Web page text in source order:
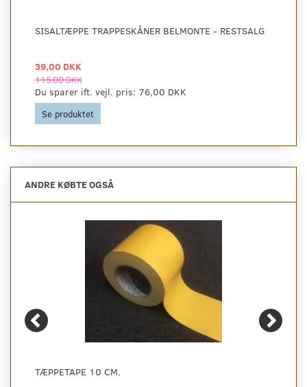
SISALTÆPPE TRAPPESKÅNER BELMONTE - RESTSALG
39,00 DKK
115,00 DKK
Du sparer ift. vejl. pris: 76,00 DKK
Se produktet
ANDRE KØBTE OGSÅ
TÆPPETAPE 10 CM.